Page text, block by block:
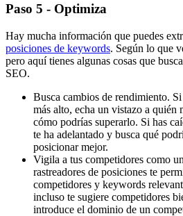
Paso 5 - Optimiza
Hay mucha información que puedes
posiciones de keywords. Según lo que
pero aquí tienes algunas cosas que
SEO.
Busca cambios de rendimiento. Si
más alto, echa un vistazo a quién
cómo podrías superarlo. Si has
te ha adelantado y busca qué
posicionar mejor.
Vigila a tus competidores como
rastreadores de posiciones te
competidores y keywords
incluso te sugiere competidores
introduce el dominio de un